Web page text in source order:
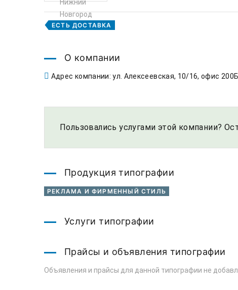
ЕСТЬ ДОСТАВКА
О компании
Адрес компании: ул. Алексеевская, 10/16, офис
Пользовались услугами этой компании?
Продукция типографии
РЕКЛАМА И ФИРМЕННЫЙ СТИЛЬ
Услуги типографии
Прайсы и объявления типографии
Объявления и прайсы для данной типографии не